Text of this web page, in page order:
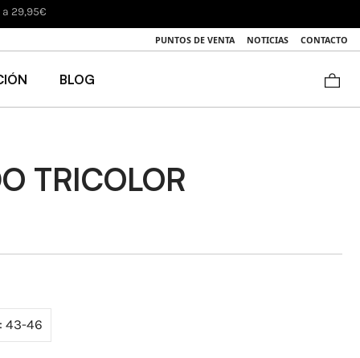
PUNTOS DE VENTA NOTICIAS CONTACTO
BLOG
TRICOLOR
43-46